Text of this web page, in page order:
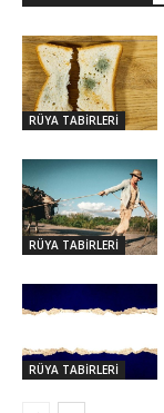
RÜYA TABİRLERİ
RÜYA TABİRLERİ
RÜYA TABİRLERİ